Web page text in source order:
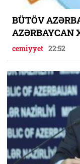
BÜTÖV
AZƏRBAYCAN
cemiyyet 22:52